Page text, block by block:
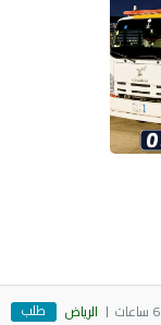
الرياض طلب